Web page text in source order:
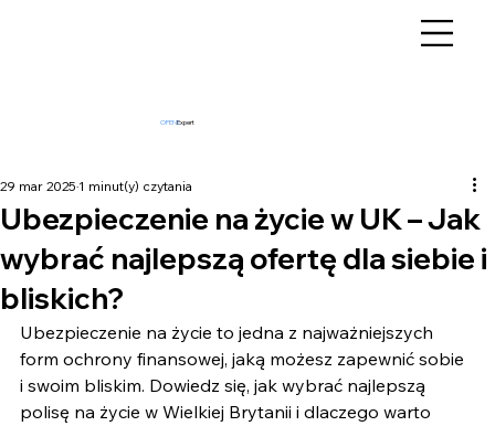
OPENExpert
Ubezpieczenie na życie w UK – Jak
wybrać najlepszą ofertę dla siebie i
bliskich?
29 mar 2025 1 minut(y) czytania
Ubezpieczenie na życie to jedna z najważniejszych
form ochrony finansowej, jaką możesz zapewnić sobie
i swoim bliskim. Dowiedz się, jak wybrać najlepszą
polisę na życie w Wielkiej Brytanii i dlaczego warto